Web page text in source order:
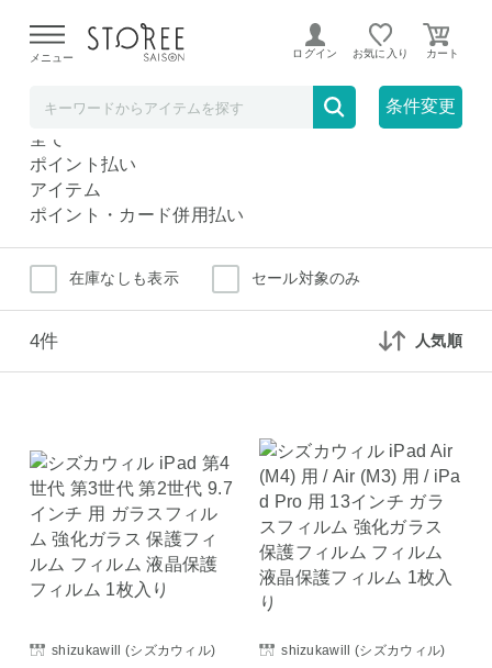
よる配送遅延が発生しております。
メニュー ログイン お気に入り
条件変更
タブレット液晶保護フィルム
タブレット液晶保護フィルム
全て
ポイント払い
アイテム
ポイント・カード併用払い
在庫なしも表示 セール対象のみ
4件 人気順
shizukawill (シズカウィル) shizukawill (シズカウィル)